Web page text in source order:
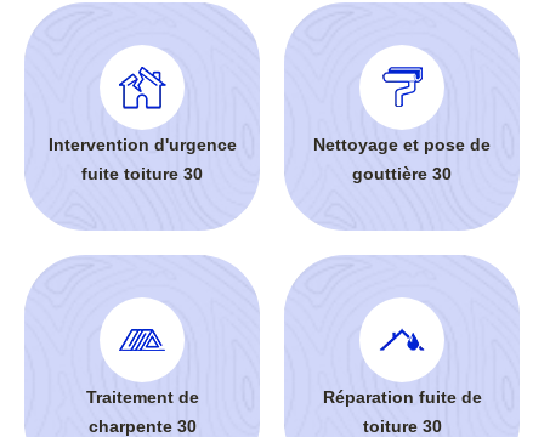
Intervention d'urgence
fuite toiture 30
Nettoyage et pose de
gouttière 30
Traitement de
charpente 30
Réparation fuite de
toiture 30